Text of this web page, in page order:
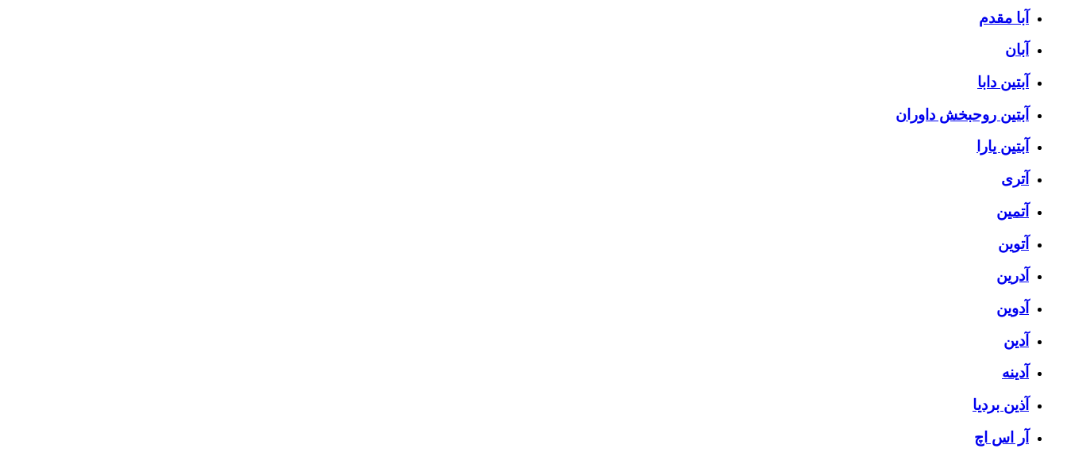
آبا مقدم
آبان
آبتین دابا
آبتین روحبخش داوران
آبتین یارا
آتری
آتمین
آتوین
آدرین
آدوین
آدین
آدینه
آذین بردیا
آر اس اچ